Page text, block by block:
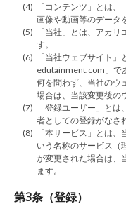
(4)
「コンテンツ」とは
画像や動画等のデータ
(5)
「当社」とは、アカ
す。
(6)
「当社ウェブサイト
edutainment.com」で
何を問わず、当社のウ
場合は、当該変更後の
(7)
「登録ユーザー」と
者としての登録がなさ
(8)
「本サービス」とは
いう名称のサービス（
が変更された場合は、
ます。
第3条（登録）